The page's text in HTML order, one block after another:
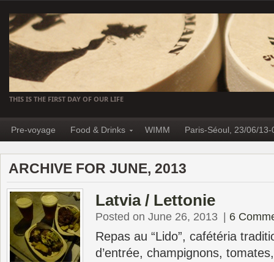
THIS IS THE FIRST DAY OF OUR LIFE
Pre-voyage Food & Drinks WIMM Paris-Séoul, 23/06/
ARCHIVE FOR JUNE, 2013
Latvia / Lettonie
Posted on June 26, 2013 6
Repas au “Lido”, cafétéria
d’entrée, champignons,